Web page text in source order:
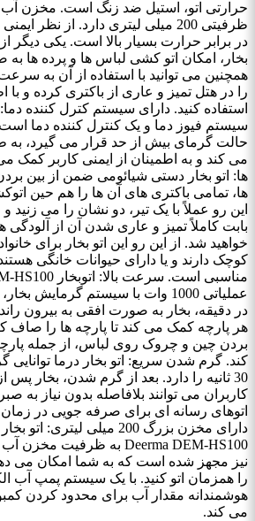
ظرفیتی 200 میلی لیتری دارد. از نظر
در برابر حرارت بسیار بالا است. یکی دیگر
بخار، امکان اتو کشی لباس‌ ها و پرده‌ ها
همچنین می ‌توانید با استفاده از آن به
را در هتل تمیز و عاری از باکتری کرده و با
استفاده کنید. دارای سیستم کترل کننده
سیستم فیوز دما و یک کنترل کننده دما
حالت گرمای بیش از حد قرار می گیرد، به
می کند و به اطمینان از ایمنی کاربر کمک
‌ها: اتو بخار دستی شیائومی ضمن از بین
ها، تمامی باکتری‌ های آن‌ ها را هم حین
این رو عملاً با یک تیر، دو نشان را می
بابت کاملاً تمیز و عاری شدن آن از
خواهید شد. از این رو این اتو بخار برای
کوچک دارند و یا دارای حیوانات خانگی
در دقیقه، بخار به صورت افقی به بیرون
هر پارچه کمک می کند تا پارچه ها را صاف
بردن چین و چروک روی لباس، از جمله
کند. گرم شدن سریع: اتو بخار درما توانایی
کاربران می توانند بلافاصله بدون نیاز به
اتوهای رسانه ای برای صرفه جویی در زمان
دارای مخزن بزرگ 200 میلی
نیز مجهز شده است که به شما امکان می
را همزمان اتو کنید. با یک سیستم پمپ آب
هوشمندانه مقدار آب برای محدود کردن
می کند.